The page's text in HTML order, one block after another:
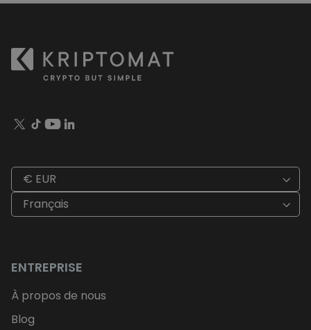
€ EUR
Français
ENTREPRISE
À propos de nous
Blog